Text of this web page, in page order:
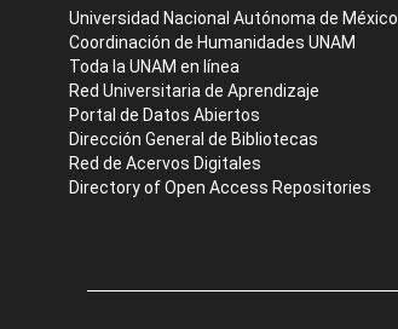
Universidad Nacional Autónoma de México
Coordinación de Humanidades UNAM
Toda la UNAM en línea
Red Universitaria de Aprendizaje
Portal de Datos Abiertos
Dirección General de Bibliotecas
Red de Acervos Digitales
Directory of Open Access Repositories